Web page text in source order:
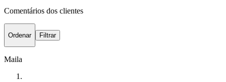
Comentários dos clientes
Ordenar Filtrar
Maila